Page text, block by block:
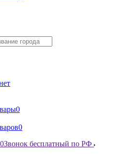
0
0
Звонок бесплатный по РФ